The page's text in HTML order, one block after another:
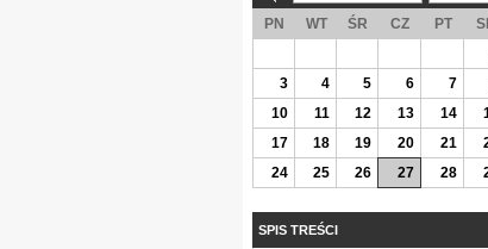
PN WT ŚR CZ PT
3
4 5 6 7
10
11 12 13 14
17
18 19 20 21
24
25 26 27 28
SPIS TREŚCI